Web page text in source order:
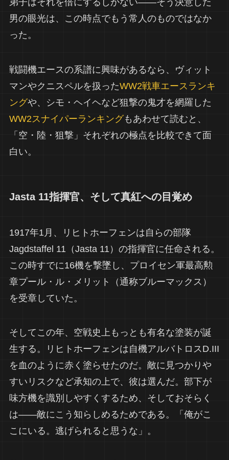
弟子はそれを倍にするしかない——そう決意した
男の眼光は、この時点でもう常人のものではなか
った。
戦闘機エースの系譜に興味があるなら、ヴィット
マンやクニスペルを扱ったWW2戦車エースランキ
ングや、シモ・ヘイヘなど狙撃の鬼才を網羅した
WW2スナイパーランキングもあわせて読むと、
「空・陸・狙撃」それぞれの極点を比較できて面
白い。
Jasta 11指揮官、そして真紅への目覚め
1917年1月、リヒトホーフェンは自らの部隊
Jagdstaffel 11（Jasta 11）の指揮官に任命される。
この時すでに16機を撃墜し、プロイセン軍最高勲
章プール・ル・メリット（通称ブルーマックス）
を受章していた。
そしてこの年、空戦史上もっとも有名な塗装が誕
生する。リヒトホーフェンは自機アルバトロスD.III
を血のように赤く塗らせたのだ。敵に見つかりや
すいリスクなど承知の上で、彼は選んだ。部下が
味方機を識別しやすくするため、そしておそらく
は——敵にこう知らしめるためである。「俺がこ
こにいる。逃げられると思うな」。